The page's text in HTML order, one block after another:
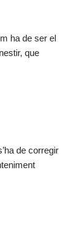
ha de ser el
que
de corregir